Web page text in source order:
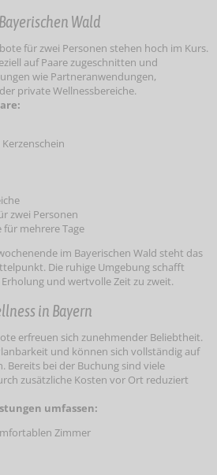
Wald
für zwei Personen stehen hoch im Kurs.
auf Paare zugeschnitten und
wie Partneranwendungen,
private Wellnessbereiche.
zwei Personen
mehrere Tage
im Bayerischen Wald steht das
Die ruhige Umgebung schafft
und wertvolle Zeit zu zweit.
in Bayern
erfreuen sich zunehmender Beliebtheit.
und können sich vollständig auf
Bereits bei der Buchung sind viele
zusätzliche Kosten vor Ort reduziert
umfassen:
Zimmer